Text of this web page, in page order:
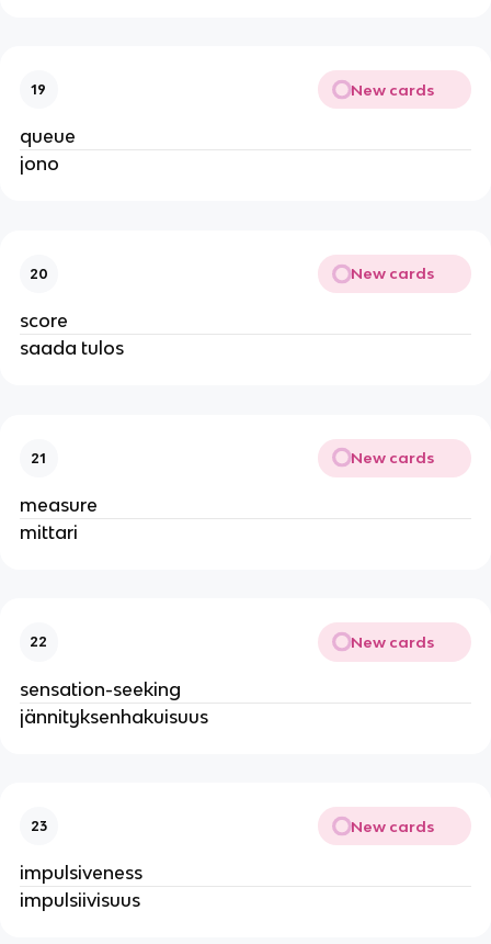
19 New cards
queue
jono
20 New cards
score
saada tulos
21 New cards
measure
mittari
22 New cards
sensation-seeking
jännityksenhakuisuus
23 New cards
impulsiveness
impulsiivisuus